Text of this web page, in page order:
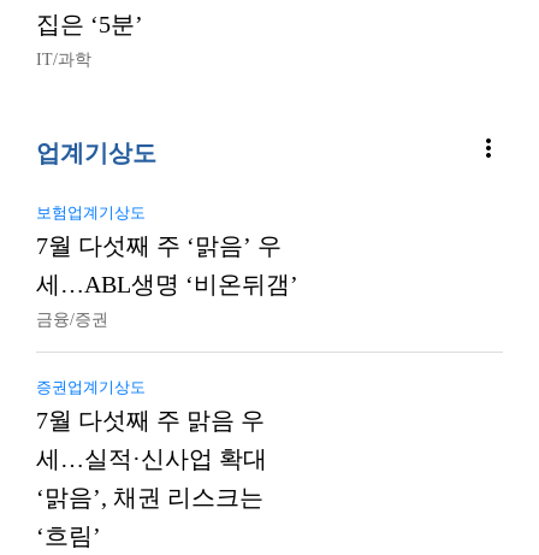
집은 ‘5분’
IT/과학
업계기상도 more_vert
보험업계기상도
7월 다섯째 주 ‘맑음’ 우
세…ABL생명 ‘비온뒤갬’
금융/증권
증권업계기상도
7월 다섯째 주 맑음 우
세…실적·신사업 확대
‘맑음’, 채권 리스크는
‘흐림’